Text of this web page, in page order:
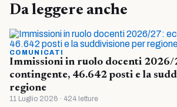
Da leggere anche
COMUNICATI
Immissioni in ruolo docenti 2026/
contingente, 46.642 posti e la
regione
11 Luglio 2026 · 424 letture